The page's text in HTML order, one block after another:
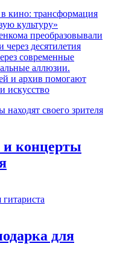
кино: трансформация
культуру»
преобразовывали
через десятилетия
современные
аллюзии.
и архив помогают
искусство
и концерты
для